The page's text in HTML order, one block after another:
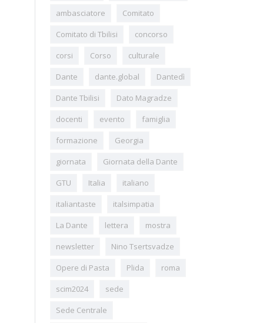
ambasciatore
Comitato
Comitato di Tbilisi
concorso
corsi
Corso
culturale
Dante
dante.global
Dantedì
Dante Tbilisi
Dato Magradze
docenti
evento
famiglia
formazione
Georgia
giornata
Giornata della Dante
GTU
Italia
italiano
italiantaste
italsimpatia
La Dante
lettera
mostra
newsletter
Nino Tsertsvadze
Opere di Pasta
Plida
roma
scim2024
sede
Sede Centrale